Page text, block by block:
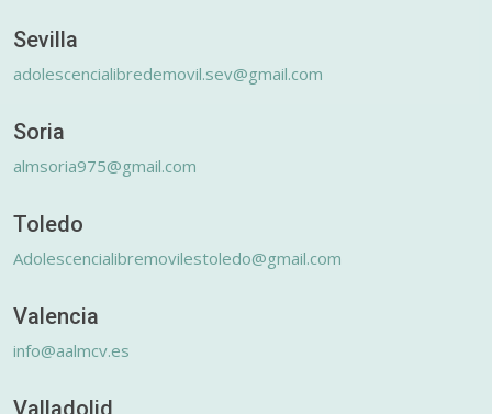
Sevilla
adolescencialibredemovil.sev@gmail.com
Soria
almsoria975@gmail.com
Toledo
Adolescencialibremovilestoledo@gmail.com
Valencia
info@aalmcv.es
Valladolid